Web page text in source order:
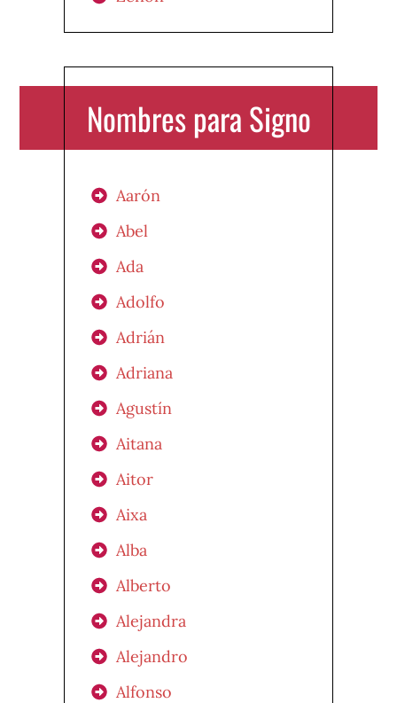
Nombres para Signo
Aarón
Abel
Ada
Adolfo
Adrián
Adriana
Agustín
Aitana
Aitor
Aixa
Alba
Alberto
Alejandra
Alejandro
Alfonso